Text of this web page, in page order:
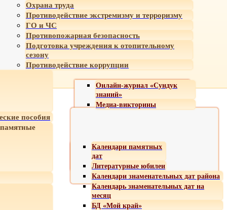
Охрана труда
Противодействие экстремизму и терроризму
ГО и ЧС
Противопожарная безопасность
Подготовка учреждения к отопительному
сезону
Противодействие коррупции
Онлайн-журнал «Сундук
знаний»
Медиа-викторины
пособия
Календари памятных
дат
Литературные юбилеи
Календари знаменательных дат района
Календарь знаменательных дат на
месяц
БД «Мой край»